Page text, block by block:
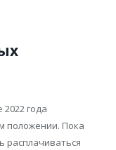
года
положении. Пока
расплачиваться